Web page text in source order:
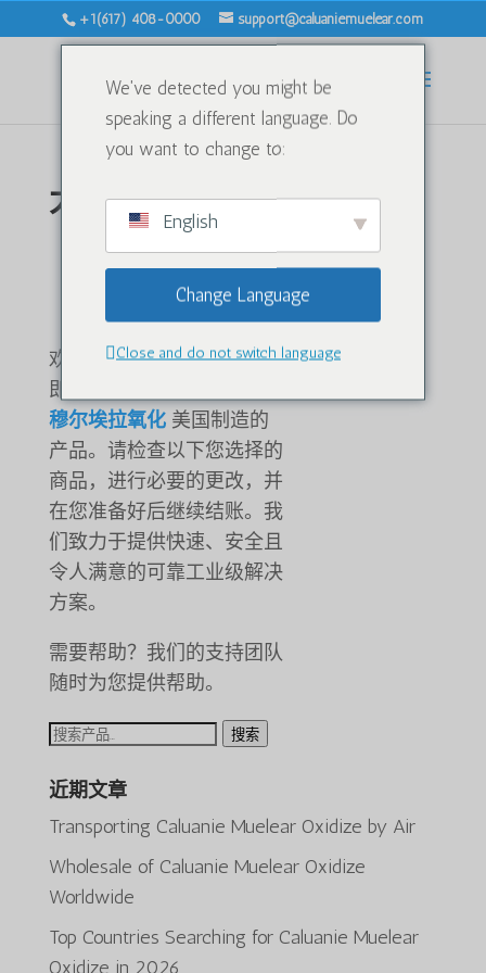
+1(617) 408-0000 support@caluaniemuelear.com
大车
我的购物车 –
Caluanie Muelear
美国制造
欢迎加入购物车！只需几步
即可获得高品质
穆尔埃拉氧化美国制造的
产品。请检查以下您选择的
商品，进行必要的更改，并
在您准备好后继续结账。我
们致力于提供快速、安全且
令人满意的可靠工业级解决
方案。
需要帮助？我们的支持团队
随时为您提供帮助。
搜
搜索
近期文章
Transporting Caluanie Muelear Oxidize by Air
Wholesale of Caluanie Muelear Oxidize
Worldwide
Top Countries Searching for Caluanie Muelear
Oxidize in 2026
We've detected you might be
speaking a different language. Do
you want to change to:
English
Change Language
Close and do not switch language